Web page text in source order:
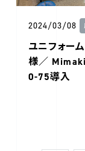
2024/03/08
ユニフォー
様／
0-75導入